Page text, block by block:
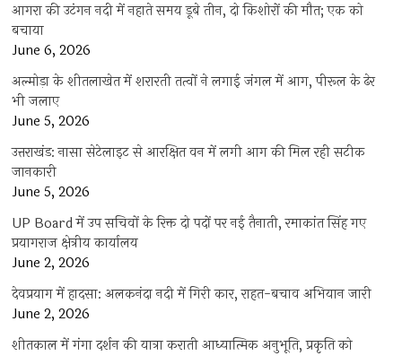
आगरा की उटंगन नदी में नहाते समय डूबे तीन, दो किशोरों की मौत; एक को
बचाया
June 6, 2026
अल्मोड़ा के शीतलाखेत में शरारती तत्वों ने लगाई जंगल में आग, पीरूल के ढेर
भी जलाए
June 5, 2026
उत्तराखंड: नासा सेटेलाइट से आरक्षित वन में लगी आग की मिल रही सटीक
जानकारी
June 5, 2026
UP Board में उप सचिवों के रिक्त दो पदों पर नई तैनाती, रमाकांत सिंह गए
प्रयागराज क्षेत्रीय कार्यालय
June 2, 2026
देवप्रयाग में हादसा: अलकनंदा नदी में गिरी कार, राहत-बचाव अभियान जारी
June 2, 2026
शीतकाल में गंगा दर्शन की यात्रा कराती आध्यात्मिक अनुभूति, प्रकृति को